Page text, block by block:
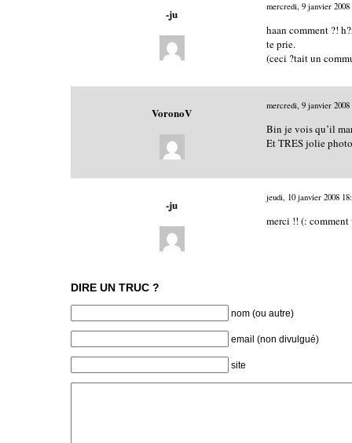
-ju mercredi, 9 janvier 2008
haan comment ?!
te prie.
(ceci ?tait un
VoronoV mercredi, 9 janvier 2008
Bin je vois qu’il
Et TRES jolie
-ju jeudi, 10 janvier 2008
merci !! (: comment
DIRE UN TRUC ?
nom (ou autre)
email (non divulgué)
site